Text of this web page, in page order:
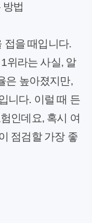
법
접을 때입니다.
위라는 사실, 알
은 높아졌지만,
니다. 이럴 때 든
인데요, 혹시 여
점검할 가장 좋